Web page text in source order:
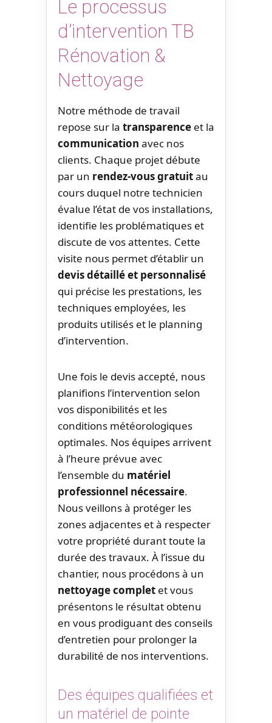
Le processus
d’intervention TB
Rénovation &
Nettoyage
Notre méthode de travail
repose sur la transparence et la
communication avec nos
clients. Chaque projet débute
par un rendez-vous gratuitau
cours duquel notre technicien
évalue l’état de vos installations,
identifie les problématiques et
discute de vos attentes. Cette
visite nous permet d’établir un
devis détaillé et personnalisé
qui précise les prestations, les
techniques employées, les
produits utilisés et le planning
d’intervention.
Une fois le devis accepté, nous
planifions l’intervention selon
vos disponibilités et les
conditions météorologiques
optimales. Nos équipes arrivent
à l’heure prévue avec
l’ensemble du matériel
professionnel nécessaire.
Nous veillons à protéger les
zones adjacentes et à respecter
votre propriété durant toute la
durée des travaux. À l’issue du
chantier, nous procédons à un
nettoyage complet et vous
présentons le résultat obtenu
en vous prodiguant des conseils
d’entretien pour prolonger la
durabilité de nos interventions.
Des équipes qualifiées et
un matériel de pointe